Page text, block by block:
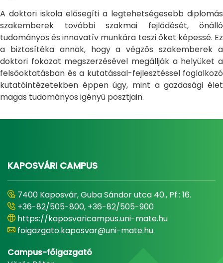
A doktori iskola elősegíti a legtehetségesebb diplomás
szakemberek további szakmai fejlődését, önálló
tudományos és innovatív munkára teszi őket képessé. Ez
a biztosítéka annak, hogy a végzős szakemberek a
doktori fokozat megszerzésével megállják a helyüket a
felsőoktatásban és a kutatással-fejlesztéssel foglalkozó
kutatóintézetekben éppen úgy, mint a gazdasági élet
magas tudományos igényű posztjain.
KAPOSVÁRI CAMPUS
7400 Kaposvár, Guba Sándor utca 40., Pf.: 16.
+36-82/505-800, +36-82/505-900
https://kaposvaricampus.uni-mate.hu
foigazgato.kaposvar@uni-mate.hu
Campus-főigazgató